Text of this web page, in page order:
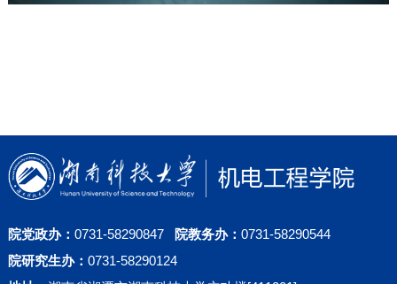
院党政办： 0731-58290847 院教务办： 0731-58290544
院研究生办： 0731-58290124